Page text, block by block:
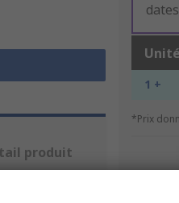
Unité
1 +
*Prix
produit